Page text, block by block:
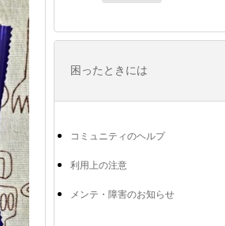
困ったときには
コミュニティのヘルプ
利用上の注意
メンテ・障害のお知らせ